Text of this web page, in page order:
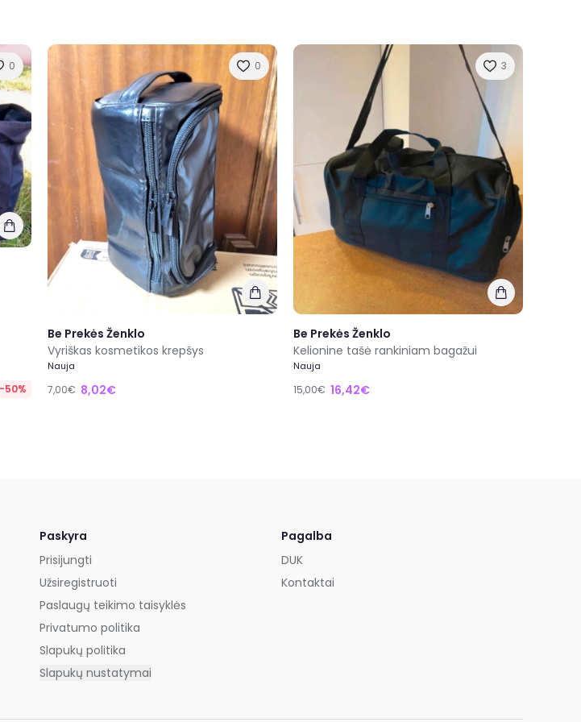
0
-50%
0
Be Prekės Ženklo
Vyriškas kosmetikos krepšys
Nauja
7,00€ 8,02€
3
Be Prekės Ženklo
Kelionine tašė rankiniam bagažui
Nauja
15,00€ 16,42€
Paskyra
Prisijungti
Užsiregistruoti
Paslaugų teikimo taisyklės
Privatumo politika
Slapukų politika
Slapukų nustatymai
Pagalba
DUK
Kontaktai